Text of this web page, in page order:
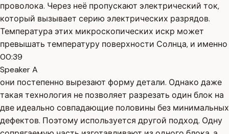
проволока. Через неё пропускают электрический ток,
который вызывает серию электрических разрядов.
Температура этих микроскопических искр может
превышать температуру поверхности Солнца, и именно
00:39
Speaker A
они постепенно вырезают форму детали. Однако даже
такая технология не позволяет разрезать один блок на
две идеально совпадающие половины без минимальных
дефектов. Поэтому используется другой подход. Одну